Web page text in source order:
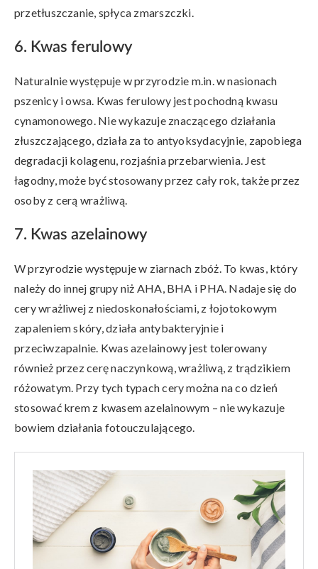
przetłuszczanie, spłyca zmarszczki.
6. Kwas ferulowy
Naturalnie występuje w przyrodzie m.in. w nasionach
pszenicy i owsa. Kwas ferulowy jest pochodną kwasu
cynamonowego. Nie wykazuje znaczącego działania
złuszczającego, działa za to antyoksydacyjnie, zapobiega
degradacji kolagenu, rozjaśnia przebarwienia. Jest
łagodny, może być stosowany przez cały rok, także przez
osoby z cerą wrażliwą.
7. Kwas azelainowy
W przyrodzie występuje w ziarnach zbóż. To kwas, który
należy do innej grupy niż AHA, BHA i PHA. Nadaje się do
cery wrażliwej z niedoskonałościami, z łojotokowym
zapaleniem skóry, działa antybakteryjnie i
przeciwzapalnie. Kwas azelainowy jest tolerowany
również przez cerę naczynkową, wrażliwą, z trądzikiem
różowatym. Przy tych typach cery można na co dzień
stosować krem z kwasem azelainowym – nie wykazuje
bowiem działania fotouczulającego.